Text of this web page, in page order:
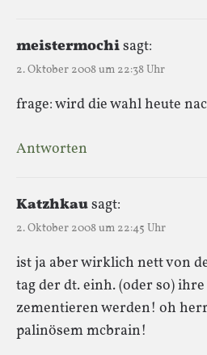
meistermochisagt:
2. Oktober 2008 um 22:38 Uhr
frage: wird die wahl heute
Antworten
Katzhkausagt:
2. Oktober 2008 um 22:45 Uhr
ist ja aber wirklich nett von
tag der dt. einh. (oder so)
zementieren werden! oh
palinösem mcbrain!